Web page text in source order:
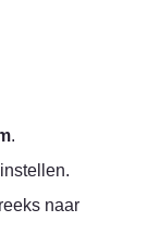
.
instellen.